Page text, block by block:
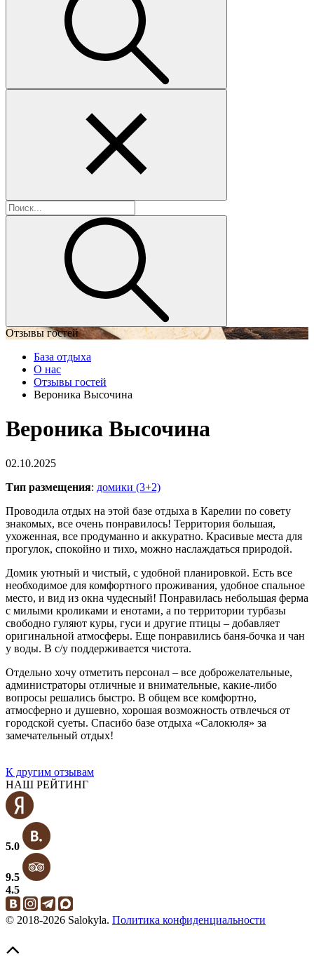
Отзывы гостей
База отдыха
О нас
Отзывы гостей
Вероника Высочина
Вероника Высочина
02.10.2025
Тип размещения: домики (3+2)
Проводила отдых на этой базе отдыха в Карелии по совету
знакомых, все очень понравилось! Территория большая,
ухоженная, все продуманно и аккуратно. Красивые места для
прогулок, спокойно и тихо, можно наслаждаться природой.
Домик уютный и чистый, с удобной планировкой. Есть все
необходимое для комфортного проживания, удобное спальное
место, и вид из окна чудесный! Понравилась небольшая ферма
с милыми кроликами и енотами, а по территории турбазы
свободно гуляют куры, гуси и другие птицы – добавляет
оригинальной атмосферы. Еще понравились баня-бочка и чан
у воды. В с/у поддерживается чистота.
Отдельно хочу отметить персонал – все доброжелательные,
администраторы отличные и внимательные, какие-либо
вопросы решались быстро. В общем все комфортно,
атмосферно и душевно, хорошая возможность отвлечься от
городской суеты. Спасибо базе отдыха «Салокюля» за
замечательный отдых!
К другим отзывам
НАШ РЕЙТИНГ
5.0
9.5
4.5
© 2018-2026 Salokyla. Политика конфиденциальности